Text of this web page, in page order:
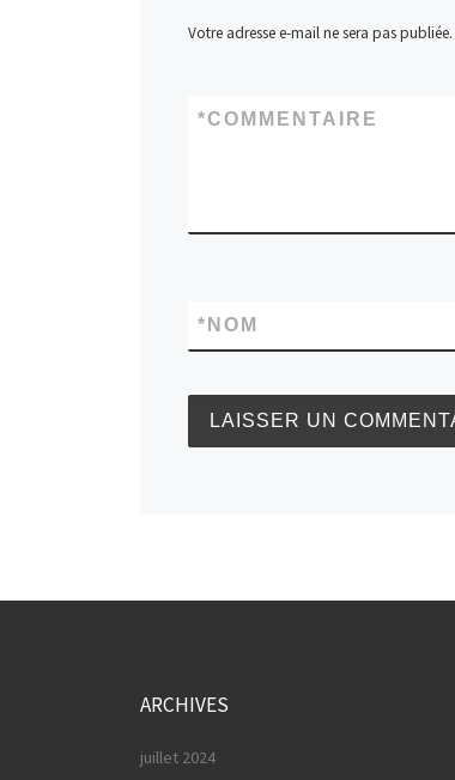
Votre adresse e-mail ne sera pas publiée.
COMMENTAIRE
*
NOM
*
ARCHIVES
juillet 2024